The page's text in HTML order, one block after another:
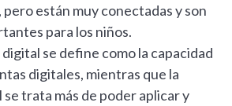
están muy conectadas y son
para los niños.
se define como la capacidad
digitales, mientras que la
trata más de poder aplicar y